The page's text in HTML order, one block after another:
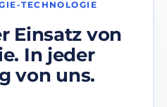
TECHNOLOGIE
Einsatz von
In jeder
von uns.